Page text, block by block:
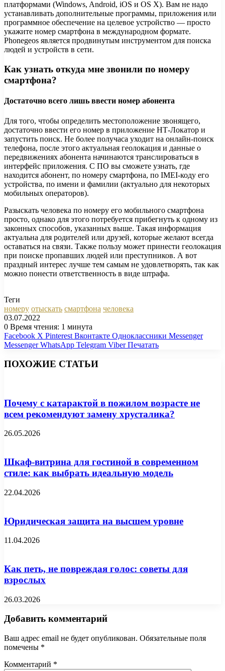
платформами (Windows, Android, iOS и OS X). Вам не надо
устанавливать дополнительные программы, приложения или
программное обеспечение на целевое устройство — просто
укажите номер смартфона в международном формате.
Phonegeos является продвинутым инструментом для поиска
людей и устройств в сети.
Как узнать откуда мне звонили по номеру
смартфона?
Достаточно всего лишь ввести номер абонента
Для того, чтобы определить местоположение звонящего,
достаточно ввести его номер в приложение НТ-Локатор и
запустить поиск. Не более получаса уходит на онлайн-поиск
телефона, после этого актуальная геолокация и данные о
передвижениях абонента начинаются транслироваться в
интерфейс приложения. С ПО вы сможете узнать, где
находится абонент, по номеру смартфона, по IMEI-коду его
устройства, по имени и фамилии (актуально для некоторых
мобильных операторов).
Разыскать человека по номеру его мобильного смартфона
просто, однако для этого потребуется прибегнуть к одному из
законных способов, указанных выше. Такая информация
актуальна для родителей или друзей, которые желают всегда
оставаться на связи. Также пользу может принести геолокация
при поиске пропавших людей или преступников. А вот
праздный интерес лучше тем самым не удовлетворять, так как
можно понести ответственность в виде штрафа.
Теги
номеру отыскать смартфона человека
03.07.2022
0 Время чтения: 1 минута
Facebook X Pinterest Вконтакте Одноклассники Messenger
Messenger WhatsApp Telegram Viber Печатать
ПОХОЖИЕ СТАТЬИ
Почему с катарактой в пожилом возрасте не
всем рекомендуют замену хрусталика?
26.05.2026
Шкаф-витрина для гостиной в современном
стиле: как выбрать идеальную модель
22.04.2026
Юридическая защита на высшем уровне
11.04.2026
Как петь, не повреждая голос: советы для
взрослых
26.03.2026
Добавить комментарий
Ваш адрес email не будет опубликован. Обязательные поля
помечены *
Комментарий *